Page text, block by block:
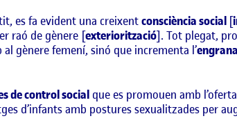
es fa evident una creixentconsciència social [
raó de gènere [exteriorització]. Tot plegat,
gènere femení, sinó que incrementa l’
de control social que es promouen amb
d’infants amb postures sexualitzades per